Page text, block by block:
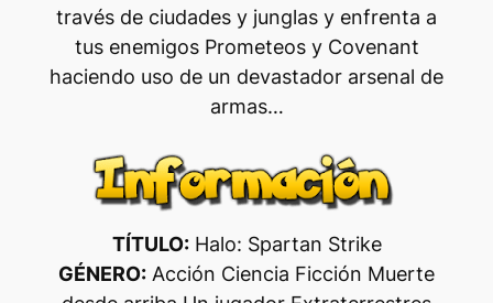
través de ciudades y junglas y enfrenta a
tus enemigos Prometeos y Covenant
haciendo uso de un devastador arsenal de
armas…
TÍTULO:Halo: Spartan Strike
GÉNERO: Acción Ciencia Ficción Muerte